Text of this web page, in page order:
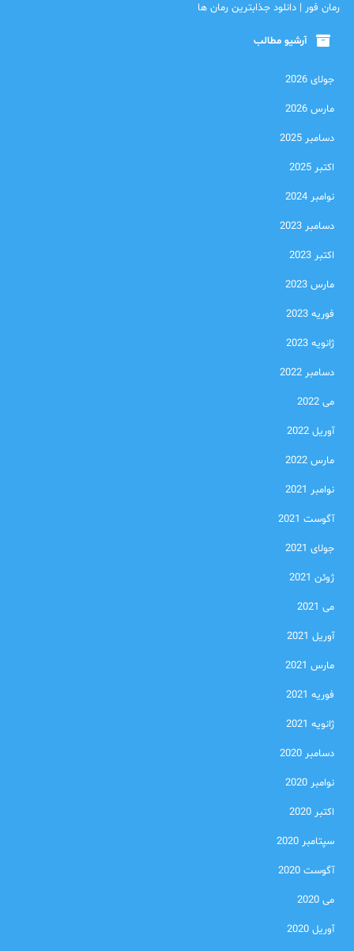
رمان فور | دانلود جذابترین رمان ها
آرشیو مطالب
جولای 2026
مارس 2026
دسامبر 2025
اکتبر 2025
نوامبر 2024
دسامبر 2023
اکتبر 2023
مارس 2023
فوریه 2023
ژانویه 2023
دسامبر 2022
می 2022
آوریل 2022
مارس 2022
نوامبر 2021
آگوست 2021
جولای 2021
ژوئن 2021
می 2021
آوریل 2021
مارس 2021
فوریه 2021
ژانویه 2021
دسامبر 2020
نوامبر 2020
اکتبر 2020
سپتامبر 2020
آگوست 2020
می 2020
آوریل 2020